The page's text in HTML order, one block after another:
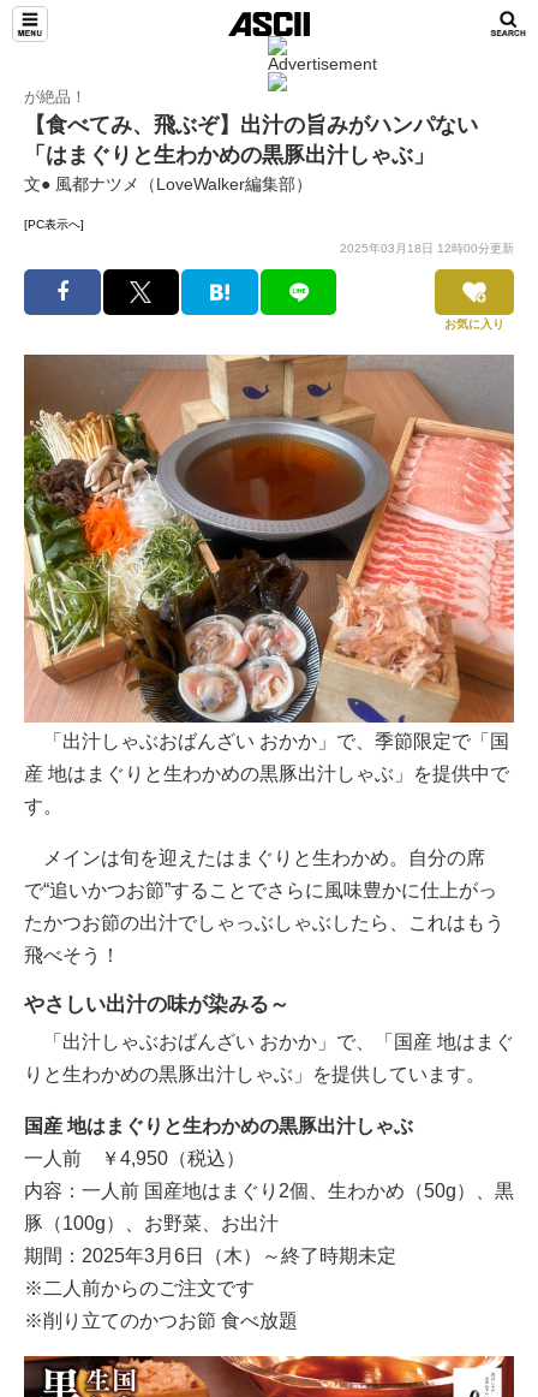
が絶品！
【食べてみ、飛ぶぞ】出汁の旨みがハンパない
「はまぐりと生わかめの黒豚出汁しゃぶ」
文● 風都ナツメ（LoveWalker編集部）
[PC表示へ]
2025年03月18日 12時00分更新
お気に入り
「出汁しゃぶおばんざい おかか」で、季節限定で「国
産 地はまぐりと生わかめの黒豚出汁しゃぶ」を提供中で
す。
メインは旬を迎えたはまぐりと生わかめ。自分の席
で“追いかつお節”することでさらに風味豊かに仕上がっ
たかつお節の出汁でしゃっぶしゃぶしたら、これはもう
飛べそう！
やさしい出汁の味が染みる～
「出汁しゃぶおばんざい おかか」で、「国産 地はまぐ
りと生わかめの黒豚出汁しゃぶ」を提供しています。
国産 地はまぐりと生わかめの黒豚出汁しゃぶ
一人前 ￥4,950（税込）
内容：一人前 国産地はまぐり2個、生わかめ（50g）、黒
豚（100g）、お野菜、お出汁
期間：2025年3月6日（木）～終了時期未定
※二人前からのご注文です
※削り⽴てのかつお節 食べ放題